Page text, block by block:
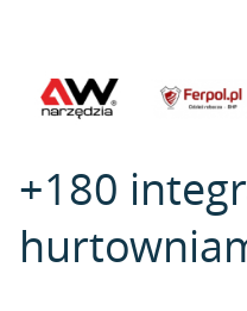
+180